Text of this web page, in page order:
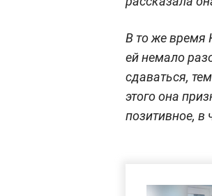
В то же время
ей немало
сдаваться,
этого она
позитивное, в